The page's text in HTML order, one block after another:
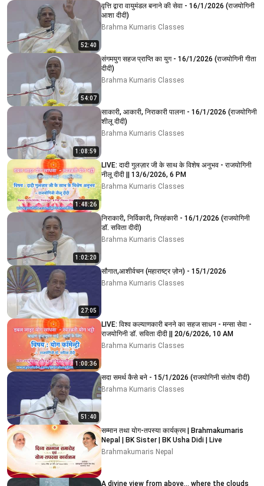
52:40
वृत्ति द्वारा वायुमंडल बनाने की सेवा - 16/1/2026 (राजयोगिनी
आशा दीदी)
Brahma Kumaris Classes
54:07
संगमयुग सहज प्राप्ति का युग - 16/1/2026 (राजयोगिनी गीता
दीदी)
Brahma Kumaris Classes
1:08:59
साकारी, आकारी, निराकारी पालना - 16/1/2026 (राजयोगिनी
शीलू दीदी)
Brahma Kumaris Classes
1:48:26
LIVE: दादी गुलज़ार जी के साथ के विशेष अनुभव - राजयोगिनी
नीलू दीदी || 13/6/2026, 6 PM
Brahma Kumaris Classes
1:02:20
निराकारी, निर्विकारी, निरहंकारी - 16/1/2026 (राजयोगिनी
डॉ. सविता दीदी)
Brahma Kumaris Classes
27:05
सौगात,आशीर्वचन (महाराष्ट्र ज़ोन) - 15/1/2026
Brahma Kumaris Classes
1:00:36
LIVE: विश्व कल्याणकारी बनने का सहज साधन - मन्सा सेवा -
राजयोगिनी डॉ. सविता दीदी || 20/6/2026, 10 AM
Brahma Kumaris Classes
51:40
सदा समर्थ कैसे बने - 15/1/2026 (राजयोगिनी संतोष दीदी)
Brahma Kumaris Classes
सम्मान तथा योग-तपस्या कार्यक्रम | Brahmakumaris
Nepal | BK Sister | BK Usha Didi | Live
Brahmakumaris Nepal
A divine view from above… where the clouds